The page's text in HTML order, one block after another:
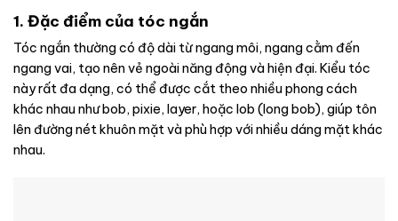
1. Đặc điểm của tóc ngắn
Tóc ngắn thường có độ dài từ ngang môi, ngang cằm đến
ngang vai, tạo nên vẻ ngoài năng động và hiện đại. Kiểu tóc
này rất đa dạng, có thể được cắt theo nhiều phong cách
khác nhau như bob, pixie, layer, hoặc lob (long bob), giúp tôn
lên đường nét khuôn mặt và phù hợp với nhiều dáng mặt khác
nhau.